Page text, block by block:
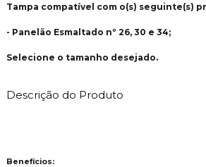
Tampa compatível com o(s) seguinte(s)
- Panelão Esmaltado nº 26, 30 e 34;
Selecione o tamanho desejado.
Descrição do Produto
Benefícios: